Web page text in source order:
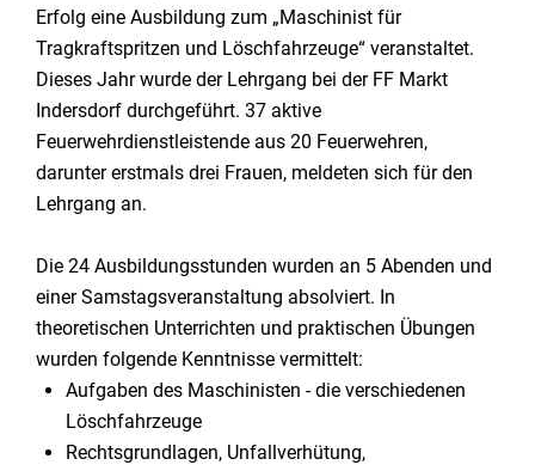
Erfolg eine Ausbildung zum „Maschinist für
Tragkraftspritzen und Löschfahrzeuge“ veranstaltet.
Dieses Jahr wurde der Lehrgang bei der FF Markt
Indersdorf durchgeführt. 37 aktive
Feuerwehrdienstleistende aus 20 Feuerwehren,
darunter erstmals drei Frauen, meldeten sich für den
Lehrgang an.
Die 24 Ausbildungsstunden wurden an 5 Abenden und
einer Samstagsveranstaltung absolviert. In
theoretischen Unterrichten und praktischen Übungen
wurden folgende Kenntnisse vermittelt:
Aufgaben des Maschinisten - die verschiedenen
Löschfahrzeuge
Rechtsgrundlagen, Unfallverhütung,